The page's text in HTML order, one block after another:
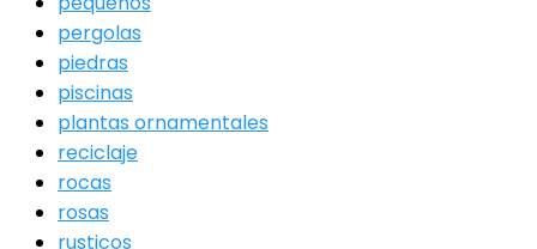
pergolas
piedras
piscinas
plantas ornamentales
reciclaje
rocas
rosas
rusticos